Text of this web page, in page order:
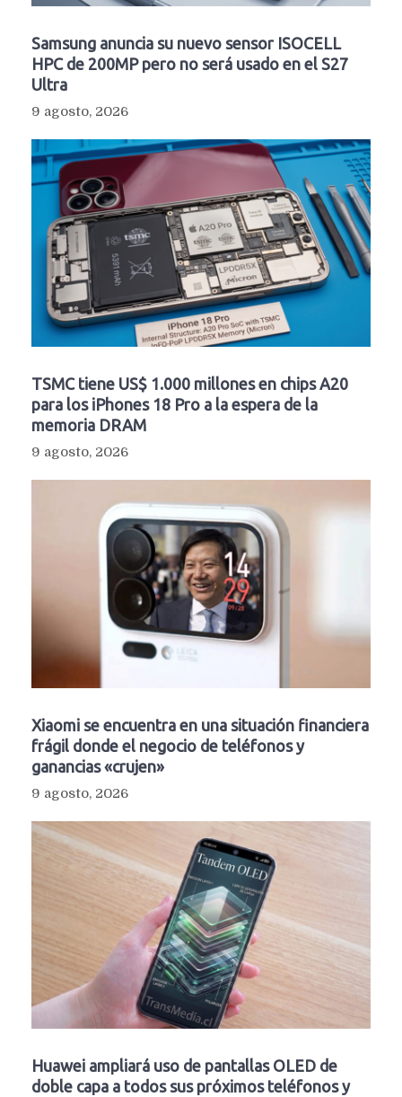
Samsung anuncia su nuevo sensor ISOCELL
HPC de 200MP pero no será usado en el S27
Ultra
9 agosto, 2026
TSMC tiene US$ 1.000 millones en chips A20
para los iPhones 18 Pro a la espera de la
memoria DRAM
9 agosto, 2026
Xiaomi se encuentra en una situación financiera
frágil donde el negocio de teléfonos y
ganancias «crujen»
9 agosto, 2026
Huawei ampliará uso de pantallas OLED de
doble capa a todos sus próximos teléfonos y